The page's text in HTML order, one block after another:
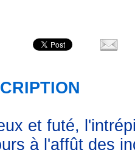
et futé,
à l'affût des